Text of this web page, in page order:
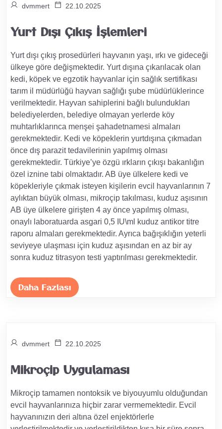
dvmmert 22.10.2025
Yurt Dışı Çıkış İşlemleri
Yurt dışı çıkış prosedürleri hayvanın yaşı, ırkı ve gideceği
ülkeye göre değişmektedir. Yurt dışına çıkarılacak olan
kedi, köpek ve egzotik hayvanlar için sağlık sertifikası
tarım il müdürlüğü hayvan sağlığı şube müdürlüklerince
verilmektedir. Hayvan sahiplerini bağlı bulundukları
belediyelerden, belediye olmayan yerlerde köy
muhtarlıklarınca menşei şahadetnamesi almaları
gerekmektedir. Kedi ve köpeklerin yurtdışına çıkmadan
önce dış parazit tedavilerinin yapılmış olması
gerekmektedir. Türkiye’ye özgü ırkların çıkışı bakanlığın
özel iznine tabi olmaktadır. AB üye ülkelere kedi ve
köpekleriyle çıkmak isteyen kişilerin evcil hayvanlarının 7
aylıktan büyük olması, mikroçip takılması, kuduz aşısının
AB üye ülkelere girişten 4 ay önce yapılmış olması,
onaylı laboratuarda asgari 0,5 IU\ml kuduz antikor titre
raporu almaları gerekmektedir. Ayrıca bağışıklığın yeterli
seviyeye ulaşması için kuduz aşısından en az bir ay
sonra kuduz titrasyon testi yaptırılması gerekmektedir.
Daha Fazlası
dvmmert 22.10.2025
Mikroçip Uygulaması
Mikroçip tamamen nontoksik ve biyouyumlu olduğundan
evcil hayvanlarınıza hiçbir zarar vermemektedir. Evcil
hayvanınızın deri altına özel enjektörlerle